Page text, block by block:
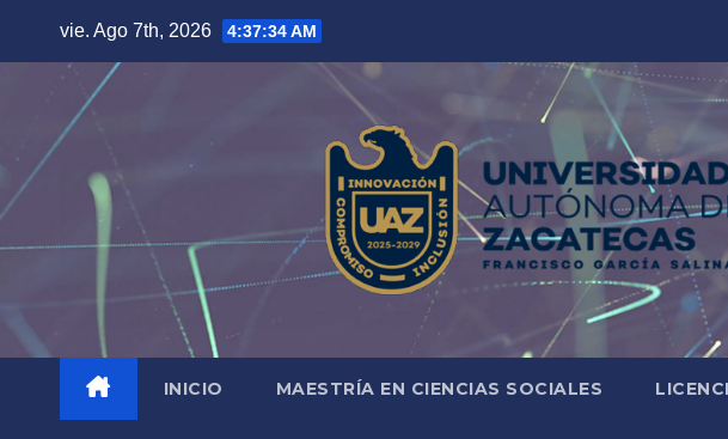
vie. Ago 7th, 2026 4:37:35 AM
INICIO MAESTRÍA EN CIENCIAS SOCIALES